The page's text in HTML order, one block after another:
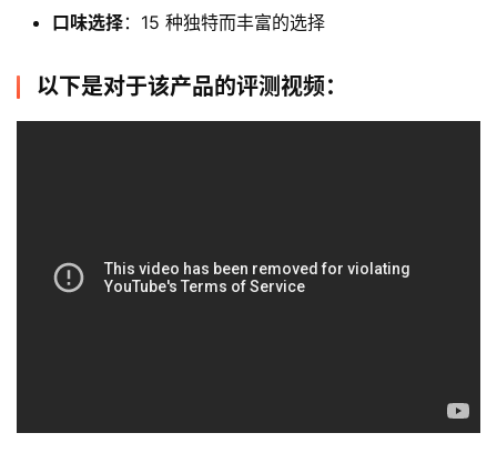
口味选择：15 种独特而丰富的选择
以下是对于该产品的评测视频：